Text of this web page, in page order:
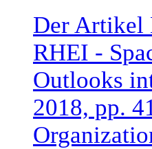
Der Artikel
RHEI -
Outlooks
2018, pp.